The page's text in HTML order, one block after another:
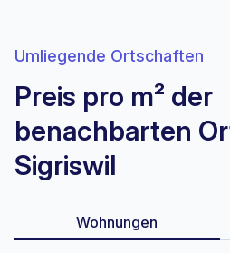
Umliegende Ortschaften
Preis pro m² der
benachbarten
Sigriswil
Wohnungen